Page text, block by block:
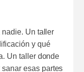
Un taller
y qué
Un taller donde
esas partes